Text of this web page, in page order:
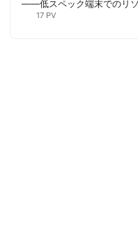
——低スペック端末でのリ
17 PV